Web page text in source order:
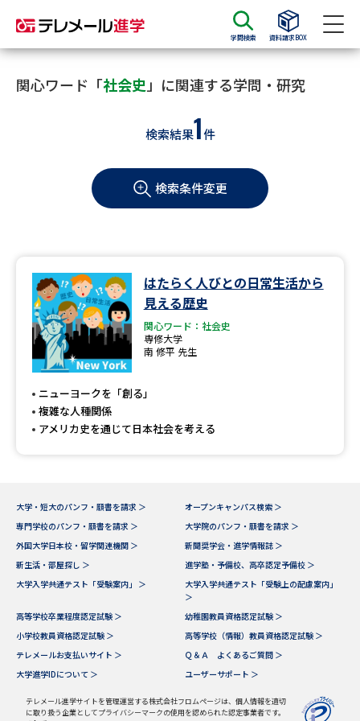
学問検索 資料請求BOX
資料請求 資料検索
大学・短大の資料種類から請求
学部・学科パンフ
過去問題集
大学・短大以外の資料から請求
専門学校の資料請求 大学院の資料請求
留学・進学関連、塾・予備校
高等学校（情報）教員資格認定
試験
大学で学べる内容や特徴を調べる
新増設大学・学部・学科特集
国際・グローバルに強い大学特
集
関心ワード「社会史 」に関連する学問・研究
検索結果1件
検索条件変更
はたらく人びとの日常生活から
見える歴史
関心ワード：社会史
専修大学
南 修平 先生
ニューヨークを「創る」
複雑な人種関係
アメリカ史を通じて日本社会を考える
大学・短大のパンフ・願書を請求 ＞
オープンキャンパス検索 ＞
専門学校のパンフ・願書を請求 ＞
大学院のパンフ・願書を請求 ＞
外国大学日本校・留学関連機関 ＞
新聞奨学会・進学情報誌 ＞
新生活・部屋探し ＞
進学塾・予備校、高卒認定予備校 ＞
大学入学共通テスト「受験案内」 ＞
大学入学共通テスト「受験上の配慮案内」
＞
高等学校卒業程度認定試験 ＞
幼稚園教員資格認定試験 ＞
小学校教員資格認定試験 ＞
高等学校（情報）教員資格認定試験 ＞
テレメールお支払いサイト ＞
Ｑ＆Ａ よくあるご質問 ＞
大学進学IDについて ＞
ユーザーサポート ＞
テレメール進学サイトを管理運営する株式会社フロムページは、個人情報を適切
に取り扱う企業としてプライバシーマークの使用を認められた認定事業者です。